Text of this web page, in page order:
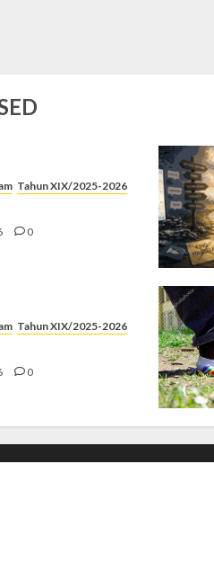
Tahun XIX/2025-2026
0
Tahun XIX/2025-2026
0